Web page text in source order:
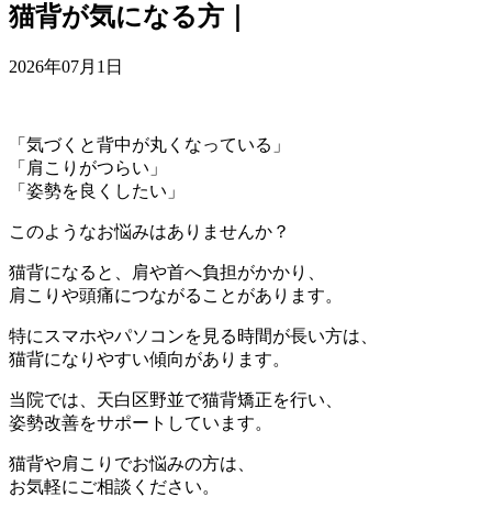
猫背が気になる方｜
2026年07月1日
「気づくと背中が丸くなっている」
「肩こりがつらい」
「姿勢を良くしたい」
このようなお悩みはありませんか？
猫背になると、肩や首へ負担がかかり、
肩こりや頭痛につながることがあります。
特にスマホやパソコンを見る時間が長い方は、
猫背になりやすい傾向があります。
当院では、天白区野並で猫背矯正を行い、
姿勢改善をサポートしています。
猫背や肩こりでお悩みの方は、
お気軽にご相談ください。